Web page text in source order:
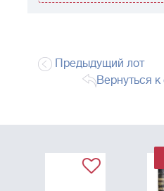
Предыдущий лот
Вернуться к